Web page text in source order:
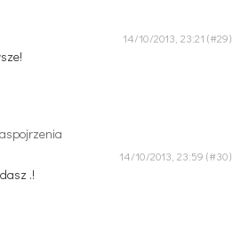
14/10/2013, 23:21
14/10/2013, 23:59
.!